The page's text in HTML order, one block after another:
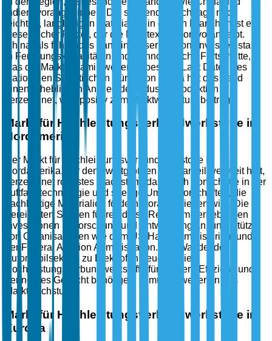
Indien, vorangetrieben. Die steigende Nachfrage nach
leichten, langlebigen Materialien in diesen Branchen ist ein
wesentlicher Faktor, der die Marktexpansion vorantreibt.
China, als führendes Land in dieser Region, investiert stark
in Fertigungskapazitäten und technologische Fortschritte,
was die Marktdynamik weiter verbessert. Laut Daten des
Nationalen Statistischen Büros von China hat das Land
einen erheblichen Anstieg der Industrieproduktion
verzeichnet, was positiv zum Marktwachstum beiträgt.
Markt für Hochleistungsverbundwerkstoffe in
Nordamerika
Der Markt für Hochleistungsverbundwerkstoffe in
Nordamerika, der den zweitgrößten Marktanteil weltweit hält,
verzeichnet robustes Wachstum, das durch Fortschritte in der
Luftfahrttechnologie und strenge Umweltvorschriften, die
nachhaltige Materialien fördern, vorangetrieben wird. Die
Vereinigten Staaten führen diese Region mit erheblichen
Investitionen in Forschung und Entwicklung an, unterstützt
von Organisationen wie dem US-Handelsministerium und
der Federal Aviation Administration. Der Wandel des
Automobilsektors zu Elektrofahrzeugen, die
Hochleistungsverbundwerkstoffe für bessere Effizienz und
geringeres Gewicht benötigen, stimuliert weiterhin das
Marktwachstum.
Markt für Hochleistungsverbundwerkstoffe in
Europa